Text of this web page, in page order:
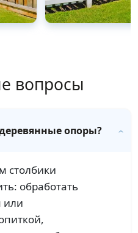
вопросы
опоры?
столбики
обработать
или